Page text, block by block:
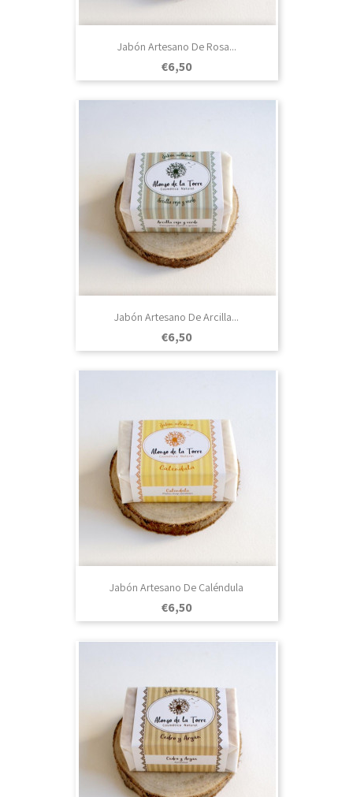
Jabón Artesano De Rosa...
Prezo
€6,50
Jabón Artesano De Arcilla...
Prezo
€6,50
Jabón Artesano De Caléndula
Prezo
€6,50